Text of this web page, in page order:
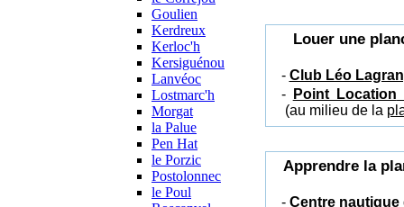
Goulien
Kerdreux
Kerloc'h
Kersiguénou
Lanvéoc
Lostmarc'h
Morgat
la Palue
Pen Hat
le Porzic
Postolonnec
le Poul
Louer une
- Club Léo
-
Point Location
(au milieu de la
Apprendre la
- Centre nautique